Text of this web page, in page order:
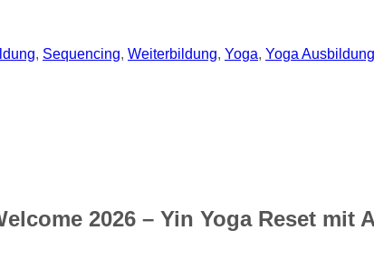
, Sequencing, Weiterbildung, Yoga, Yoga Ausbildung
2026 – Yin Yoga Reset mit